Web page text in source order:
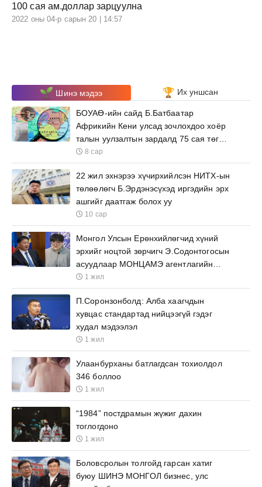
100 сая ам.доллар зарцуулна
2022 оны 04-р сарын 20 | 14:57
Шинэ мэдээ Их уншсан
БОУАӨ-ийн сайд Б.Батбаатар
Африкийн Кени улсад зочлохдоо хоёр
талын уулзалтын зардалд 75 сая төгрөг
зарцуулна
8 сар
22 жил эхнэрээ хүчирхийлсэн НИТХ-ын
төлөөлөгч Б.Эрдэнэсүхэд иргэдийн эрх
ашгийг даатгаж болох уу
10 сар
Монгол Улсын Ерөнхийлөгчид хүний
эрхийг ноцтой зөрчигч Э.Содонтогосын
асуудлаар МОНЦАМЭ агентлагийн
ажилтнууд өргөх бичиг барьжээ
1 жил
П.Соронзонболд: Алба хаагчдын
хувцас стандартад нийцээгүй гэдэг
худал мэдээлэл
1 жил
Улаанбурханы батлагдсан тохиолдол
346 боллоо
1 жил
“1984” постдрамын жүжиг дахин
тоглогдоно
1 жил
Боловсролын толгойд гарсан хатиг
буюу ШИНЭ МОНГОЛ бизнес, улс